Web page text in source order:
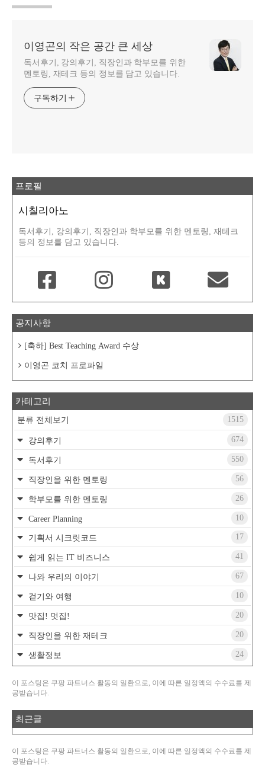
이영곤의 작은 공간 큰 세상
독서후기, 강의후기, 직장인과 학부모를 위한
멘토링, 재테크 등의 정보를 담고 있습니다.
구독하기
프로필
시칠리아노
독서후기, 강의후기, 직장인과 학부모를 위한 멘토링, 재테크
등의 정보를 담고 있습니다.
공지사항
[축하] Best Teaching Award 수상
이영곤 코치 프로파일
카테고리
분류 전체보기 1515
강의후기 674
독서후기 550
직장인을 위한 멘토링 56
학부모를 위한 멘토링 26
Career Planning 10
기획서 시크릿코드 17
쉽게 읽는 IT 비즈니스 41
나와 우리의 이야기 67
걷기와 여행 10
맛집! 멋집! 20
직장인을 위한 재테크 20
생활정보 24
이 포스팅은 쿠팡 파트너스 활동의 일환으로, 이에 따른 일정액의 수수료를 제
공받습니다.
최근글
이 포스팅은 쿠팡 파트너스 활동의 일환으로, 이에 따른 일정액의 수수료를 제
공받습니다.